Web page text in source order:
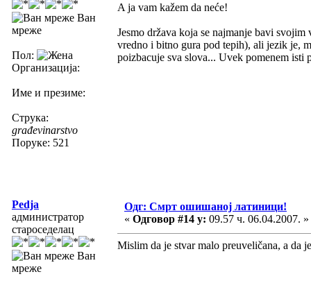
Ван
мреже
Пол:
Организација:
Име и презиме:
Струка:
građevinarstvo
Поруке: 521
A ja vam kažem da neće!
Jesmo država koja se najmanje bavi
vredno i bitno gura pod tepih), ali jezik je,
poizbacuje sva slova... Uvek pomenem isti
Pedja
администратор
староседелац
Ван
мреже
Одг: Смрт ошишаној латиници!
« Одговор #14 у: 09.57 ч. 06.04.2007. »
Mislim da je stvar malo preuveličana, a da